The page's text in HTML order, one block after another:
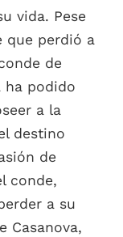
vida. Pese
que perdió a
de
ha podido
a la
destino
de
conde,
a su
Casanova,